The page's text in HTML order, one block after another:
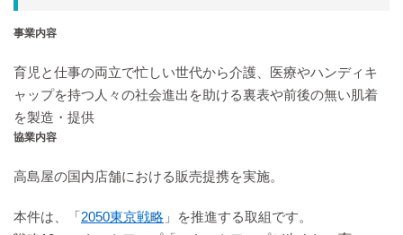
事業内容
育児と仕事の両立で忙しい世代から介護、医療やハンディキ
ャップを持つ人々の社会進出を助ける裏表や前後の無い肌着
を製造・提供
協業内容
高島屋の国内店舗における販売提携を実施。
本件は、「2050東京戦略 」を推進する取組です。